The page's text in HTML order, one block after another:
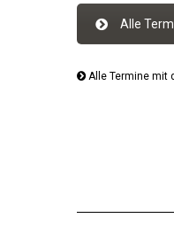
Alle
Alle Termine mit